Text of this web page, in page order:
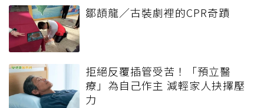
鄒頡龍／古裝劇裡的CPR奇蹟
拒絕反覆插管受苦！「預立醫
療」為自己作主 減輕家人抉擇壓
力